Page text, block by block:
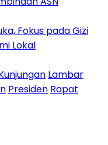
Fokus pada Gizi
Lokal
Lambar
Presiden Rapat